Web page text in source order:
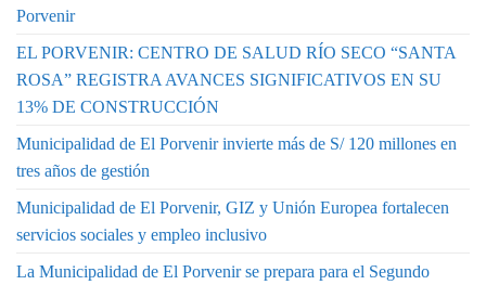
Porvenir
EL PORVENIR: CENTRO DE SALUD RÍO SECO “SANTA
ROSA” REGISTRA AVANCES SIGNIFICATIVOS EN SU
13% DE CONSTRUCCIÓN
Municipalidad de El Porvenir invierte más de S/ 120 millones en
tres años de gestión
Municipalidad de El Porvenir, GIZ y Unión Europea fortalecen
servicios sociales y empleo inclusivo
La Municipalidad de El Porvenir se prepara para el Segundo